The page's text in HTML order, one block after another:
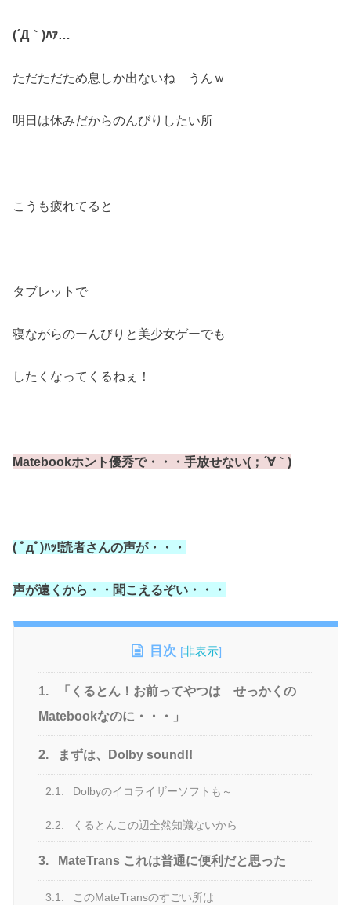
(´Д｀)ﾊｧ…
ただただため息しか出ないね うんｗ
明日は休みだからのんびりしたい所
こうも疲れてると
タブレットで
寝ながらのーんびりと美少女ゲーでも
したくなってくるねぇ！
Matebookホント優秀で・・・手放せない(；´∀｀)
( ﾟдﾟ)ﾊｯ!読者さんの声が・・・
声が遠くから・・聞こえるぞい・・・
目次 [非表示]
1.
「くるとん！お前ってやつは せっかくの
Matebookなのに・・・」
2. まずは、Dolby sound!!
2.1. Dolbyのイコライザーソフトも～
2.2. くるとんこの辺全然知識ないから
3. MateTrans これは普通に便利だと思った
3.1. このMateTransのすごい所は